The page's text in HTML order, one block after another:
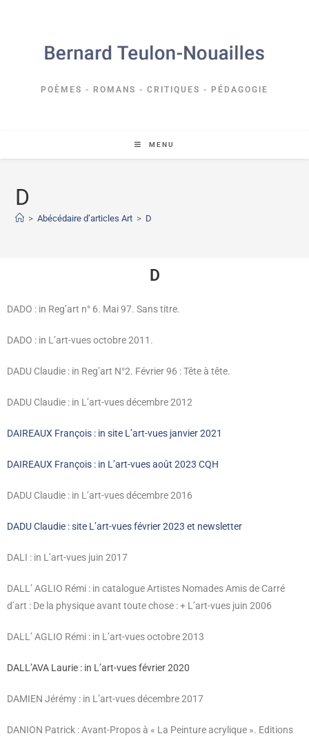
POÈMES - ROMANS - CRITIQUES - PÉDAGOGIE
MENU
D
> Abécédaire d’articles Art > D
D
DADO : in Reg’art n° 6. Mai 97. Sans titre.
DADO : in L’art-vues octobre 2011.
DADU Claudie : in Reg’art N°2. Février 96 : Tête à tête.
DADU Claudie : in L’art-vues décembre 2012
DAIREAUX François : in site L’art-vues janvier 2021
DAIREAUX François : in L’art-vues août 2023 CQH
DADU Claudie : in L’art-vues décembre 2016
DADU Claudie : site L’art-vues février 2023 et newsletter
DALI : in L’art-vues juin 2017
DALL’ AGLIO Rémi : in catalogue Artistes Nomades Amis de Carré
d’art : De la physique avant toute chose : + L’art-vues juin 2006
DALL’ AGLIO Rémi : in L’art-vues octobre 2013
DALL’AVA Laurie : in L’art-vues février 2020
DAMIEN Jérémy : in L’art-vues décembre 2017
DANION Patrick : Avant-Propos à « La Peinture acrylique ». Editions